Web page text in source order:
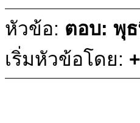
หัวข้อ: ตอบ: พุ
เริ่มหัวข้อโดย: